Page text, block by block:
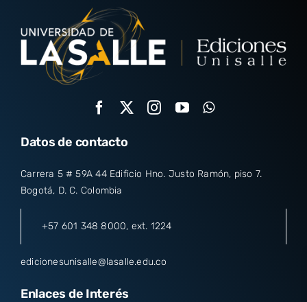
Datos de contacto
Carrera 5 # 59A 44 Edificio Hno. Justo Ramón, piso 7.
Bogotá, D. C. Colombia
+57 601 348 8000, ext. 1224
edicionesunisalle@lasalle.edu.co
Enlaces de Interés